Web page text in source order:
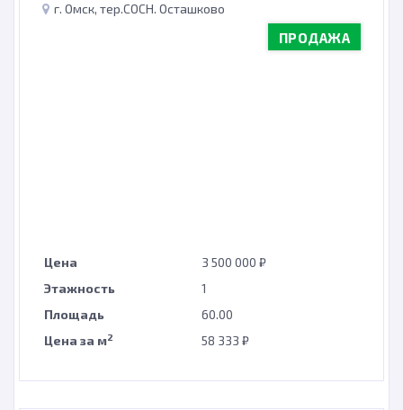
г. Омск, тер.СОСН. Осташково
ПРОДАЖА
Цена
3 500 000 ₽
Этажность
1
Площадь
60.00
Цена за м2 58 333 ₽